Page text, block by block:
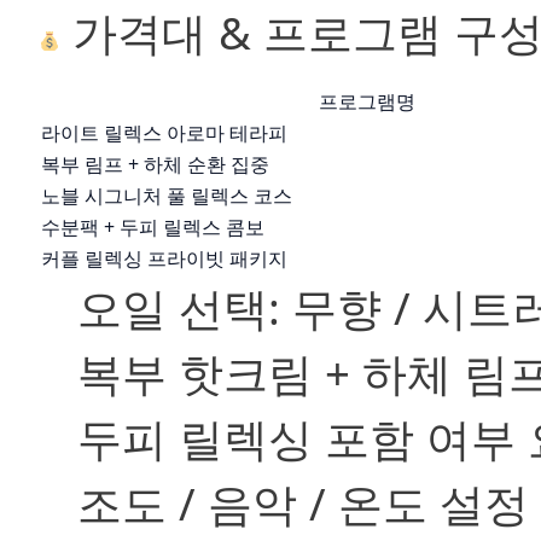
가격대 & 프로그램 구
프로그램명
라이트 릴렉스 아로마 테라피
복부 림프 + 하체 순환 집중
노블 시그니처 풀 릴렉스 코스
수분팩 + 두피 릴렉스 콤보
커플 릴렉싱 프라이빗 패키지
오일 선택: 무향 / 시트
복부 핫크림 + 하체 림
두피 릴렉싱 포함 여부
조도 / 음악 / 온도 설